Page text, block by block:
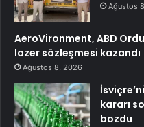
Ağustos
AeroVironment, ABD
lazer sözleşmesi kazandı
Ağustos 8, 2026
kararı
bozdu